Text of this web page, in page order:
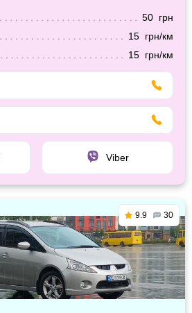
50 грн
15 грн/км
15 грн/км
Viber
9.9 30